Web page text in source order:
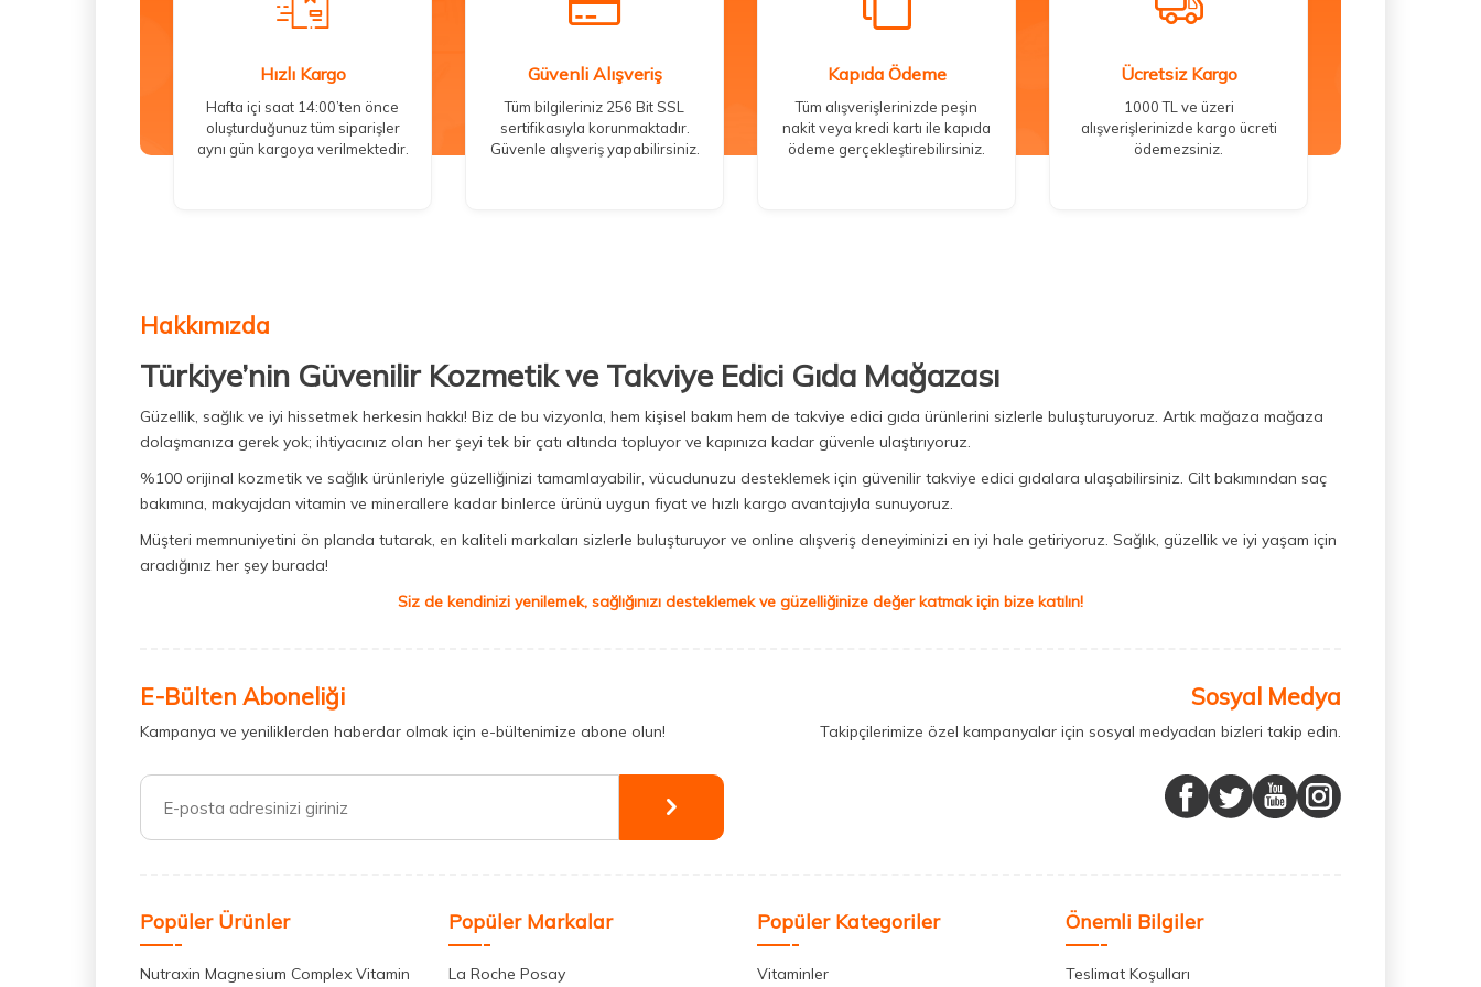
Hızlı Kargo
Hafta içi saat 14:00’ten önce
oluşturduğunuz tüm siparişler
aynı gün kargoya verilmektedir.
Güvenli Alışveriş
Tüm bilgileriniz 256 Bit SSL
sertifikasıyla korunmaktadır.
Güvenle alışveriş yapabilirsiniz.
Kapıda Ödeme
Tüm alışverişlerinizde peşin
nakit veya kredi kartı ile kapıda
ödeme gerçekleştirebilirsiniz.
Ücretsiz Kargo
1000 TL ve üzeri
alışverişlerinizde kargo ücreti
ödemezsiniz.
Hakkımızda
Türkiye’nin Güvenilir Kozmetik ve Takviye Edici Gıda Mağazası
Güzellik, sağlık ve iyi hissetmek herkesin hakkı! Biz de bu vizyonla, hem kişisel bakım hem de takviye edici gıda ürünlerini sizlerle buluşturuyoruz. Artık mağaza mağaza
dolaşmanıza gerek yok; ihtiyacınız olan her şeyi tek bir çatı altında topluyor ve kapınıza kadar güvenle ulaştırıyoruz.
%100 orijinal kozmetik ve sağlık ürünleriyle güzelliğinizi tamamlayabilir, vücudunuzu desteklemek için güvenilir takviye edici gıdalara ulaşabilirsiniz. Cilt bakımından saç
bakımına, makyajdan vitamin ve minerallere kadar binlerce ürünü uygun fiyat ve hızlı kargo avantajıyla sunuyoruz.
Müşteri memnuniyetini ön planda tutarak, en kaliteli markaları sizlerle buluşturuyor ve online alışveriş deneyiminizi en iyi hale getiriyoruz. Sağlık, güzellik ve iyi yaşam için
aradığınız her şey burada!
Siz de kendinizi yenilemek, sağlığınızı desteklemek ve güzelliğinize değer katmak için bize katılın!
E-Bülten Aboneliği
Kampanya ve yeniliklerden haberdar olmak için e-bültenimize abone olun!
Sosyal Medya
Takipçilerimize özel kampanyalar için sosyal medyadan bizleri takip edin.
Popüler Ürünler
Nutraxin Magnesium Complex Vitamin
Popüler Markalar
La Roche Posay
Popüler Kategoriler
Vitaminler
Önemli Bilgiler
Teslimat Koşulları